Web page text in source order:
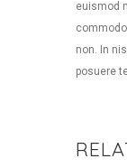
euismod
non. In
posuere